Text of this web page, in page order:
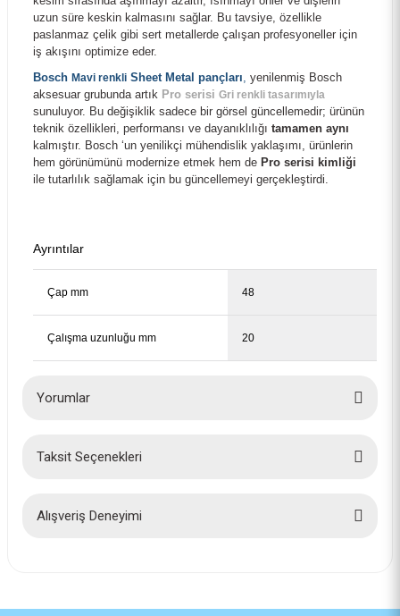
714,00 TL
uzun süre keskin kalmasını sağlar. Bu tavsiye, özellikle
paslanmaz çelik gibi sert metallerde çalışan profesyoneller için
iş akışını optimize eder.
Bosch Mavi renkli Sheet Metal pançları yenilenmiş Bosch
aksesuar grubunda artık Pro serisi Gri renkli tasarımıyla
sunuluyor. Bu değişiklik sadece bir görsel güncellemedir; ürünün
teknik özellikleri, performansı ve dayanıklılığı tamamen aynı
kalmıştır. Bosch ‘un yenilikçi mühendislik yaklaşımı, ürünlerin
hem görünümünü modernize etmek hem de Pro serisi kimliği
ile tutarlılık sağlamak için bu güncellemeyi gerçekleştirdi.
Ayrıntılar
Çap mm 48
Çalışma uzunluğu mm 20
Yorumlar
Taksit Seçenekleri
Alışveriş Deneyimi